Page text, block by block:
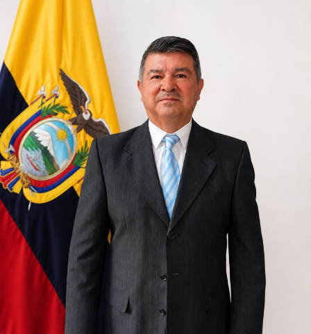
dejaron de escucharse con la misma intensidad.
Pero en el corazón de las familias, la tragedia sigue
ocurriendo.
Porque todavía faltan seis personas por regresar.
El regreso al lugar donde el tiempo
se detuvo
A las cinco de la tarde del martes 4 de agosto, los
habitantes comenzaron a caminar lentamente hacia el
lugar donde hace apenas un mes la montaña descendió
con una fuerza capaz de borrar calles enteras.
Algunos abrazaban a sus hijos con una fuerza distinta,
como quien ha descubierto que la vida puede cambiar en
cuestión de segundos. El viento apenas movía las hojas
de los arboles. Sobre las piedras todavía podían
observarse las cicatrices del deslave.